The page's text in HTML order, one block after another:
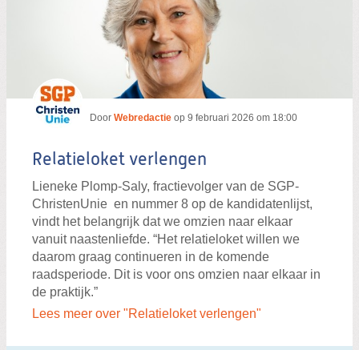
Door Webredactie op 9 februari 2026 om 18:00
Relatieloket verlengen
Lieneke Plomp-Saly, fractievolger van de SGP-
ChristenUnie en nummer 8 op de kandidatenlijst,
vindt het belangrijk dat we omzien naar elkaar
vanuit naastenliefde. “Het relatieloket willen we
daarom graag continueren in de komende
raadsperiode. Dit is voor ons omzien naar elkaar in
de praktijk.”
Lees meer over "Relatieloket verlengen"